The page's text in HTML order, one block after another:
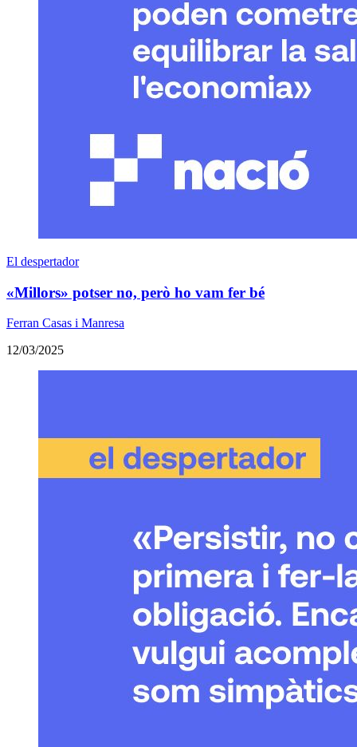
El despertador
«Millors» potser no, però ho vam fer bé
Ferran Casas i Manresa
12/03/2025